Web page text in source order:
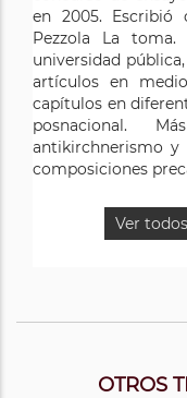
en 2005. Escribió
Pezzola La
universidad
artículos en
capítulos en
posnacional.
antikirchnerismo
composiciones
Ver
OTROS